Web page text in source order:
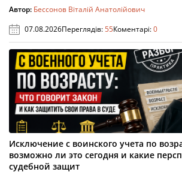
Автор: Бессонов Віталій Анатолійович
07.08.2026Переглядів:55Коментарі:0
Исключение с воинского учета по
возможно ли это сегодня и какие
судебной защит